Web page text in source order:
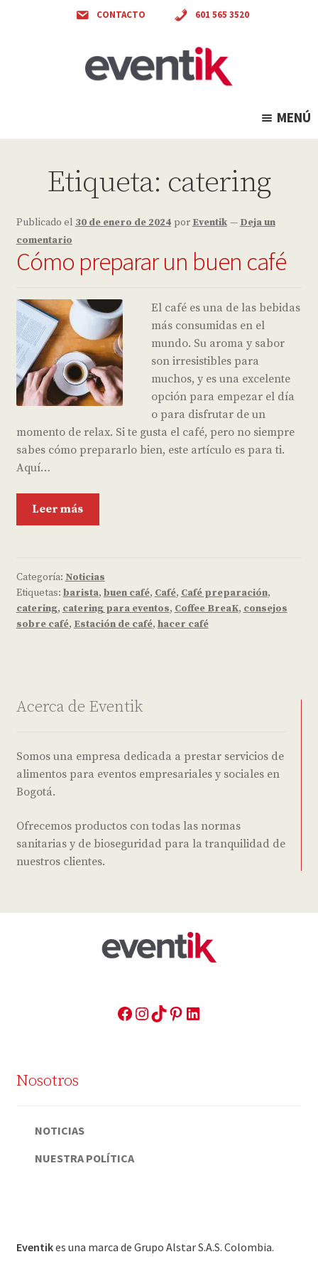
CONTACTO 601 565 3520
MENÚ
Etiqueta: catering
Publicado el 30 de enero de 2024 por Eventik — Deja un
comentario
Cómo preparar un buen café
El café es una de las bebidas
más consumidas en el
mundo. Su aroma y sabor
son irresistibles para
muchos, y es una excelente
opción para empezar el día
o para disfrutar de un
momento de relax. Si te gusta el café, pero no siempre
sabes cómo prepararlo bien, este artículo es para ti.
Aquí…
Leer más
Categoría: Noticias
Etiquetas: barista, buen café, Café, Café preparación,
catering, catering para eventos, Coffee BreaK, consejos
sobre café, Estación de café, hacer café
Acerca de Eventik
Somos una empresa dedicada a prestar servicios de
alimentos para eventos empresariales y sociales en
Bogotá.
Ofrecemos productos con todas las normas
sanitarias y de bioseguridad para la tranquilidad de
nuestros clientes.
FACEBOOK
INSTAGRAM
TIKTOK
PINTEREST
LINKEDIN
Nosotros
NOTICIAS
NUESTRA POLÍTICA
Eventikes una marca de Grupo Alstar S.A.S. Colombia.